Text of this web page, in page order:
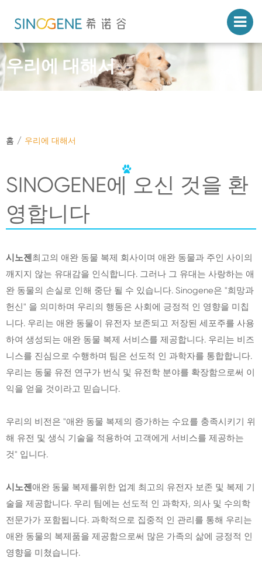
우리에 대해서
홈 우리에 대해서
SINOGENE에 오신 것을 환
영합니다
시노젠최고의 애완 동물 복제 회사이며 애완 동물과 주인 사이의
깨지지 않는 유대감을 인식합니다. 그러나 그 유대는 사랑하는 애
완 동물의 손실로 인해 중단 될 수 있습니다. Sinogene은 "희망과
헌신" 을 의미하며 우리의 행동은 사회에 긍정적 인 영향을 미칩
니다. 우리는 애완 동물이 유전자 보존되고 저장된 세포주를 사용
하여 생성되는 애완 동물 복제 서비스를 제공합니다. 우리는 비즈
니스를 진심으로 수행하며 팀은 선도적 인 과학자를 통합합니다.
우리는 동물 유전 연구가 번식 및 유전학 분야를 확장함으로써 이
익을 얻을 것이라고 믿습니다.
우리의 비전은 "애완 동물 복제의 증가하는 수요를 충족시키기 위
해 유전 및 생식 기술을 적용하여 고객에게 서비스를 제공하는
것" 입니다.
시노젠애완 동물 복제를위한 업계 최고의 유전자 보존 및 복제 기
술을 제공합니다. 우리 팀에는 선도적 인 과학자, 의사 및 수의학
전문가가 포함됩니다. 과학적으로 집중적 인 관리를 통해 우리는
애완 동물의 복제품을 제공함으로써 많은 가족의 삶에 긍정적 인
영향을 미쳤습니다.